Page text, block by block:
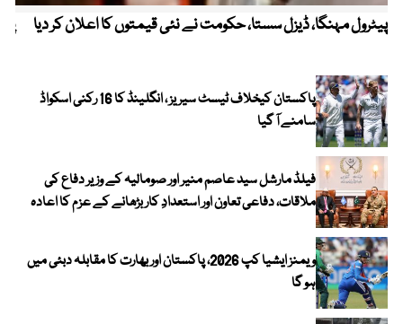
پیٹرول مہنگا، ڈیزل سستا، حکومت نے نئی قیمتوں کا اعلان کر دیا
پاکستان کیخلاف ٹیسٹ سیریز ، انگلینڈ کا 16 رکنی اسکواڈ
سامنے آ گیا
فیلڈ مارشل سید عاصم منیر اور صومالیہ کے وزیر دفاع کی
ملاقات، دفاعی تعاون اور استعدادِ کار بڑھانے کے عزم کا اعادہ
ویمنز ایشیا کپ 2026، پاکستان اور بھارت کا مقابلہ دبئی میں
ہو گا